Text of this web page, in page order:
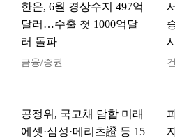
한은, 6월 경상수지 497억
달러…수출 첫 1000억달
러 돌파
금융/증권
공정위, 국고채 담합 미래
에셋·삼성·메리츠證 등 15